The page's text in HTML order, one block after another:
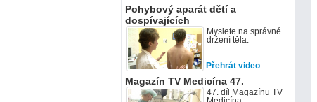
Pohybový aparát dětí a
dospívajících
Myslete na správné
držení těla.
Přehrát video
Magazín TV Medicína 47.
47. díl Magazínu TV